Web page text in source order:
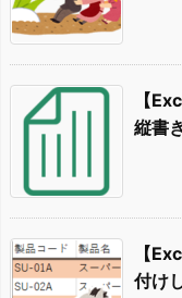
【
縦書
【
付け